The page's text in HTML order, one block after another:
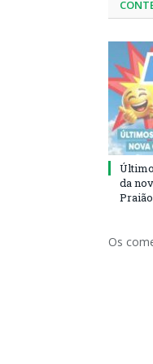
da
Praião
Os